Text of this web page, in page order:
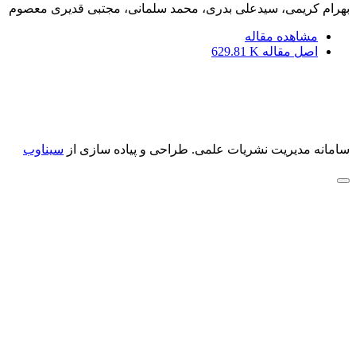
بهرام کریمی، سیدعلی بدری، محمد سلمانی، مجتبی قدیری معصوم
مشاهده مقاله
اصل مقاله 629.81 K
سامانه مدیریت نشریات علمی. طراحی و پیاده سازی از سیناوب